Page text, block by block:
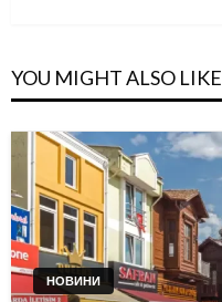
YOU MIGHT ALSO LIKE
НОВИНИ